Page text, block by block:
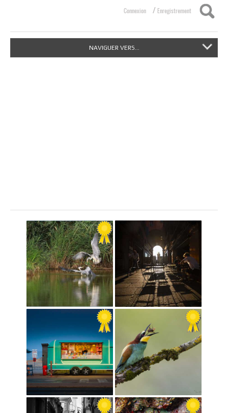
Connexion / Enregistrement
NAVIGUER VERS...